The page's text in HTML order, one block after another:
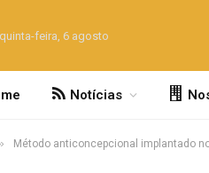
quinta-feira, 6 agosto
Notícias
Método anticoncepcional implantado